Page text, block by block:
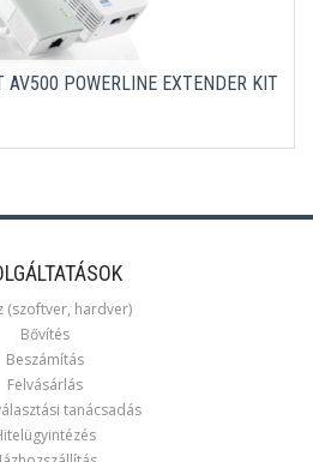
POWERLINE EXTENDER KIT
(szoftver, hardver)
Bővítés
Beszámítás
Felvásárlás
tanácsadás